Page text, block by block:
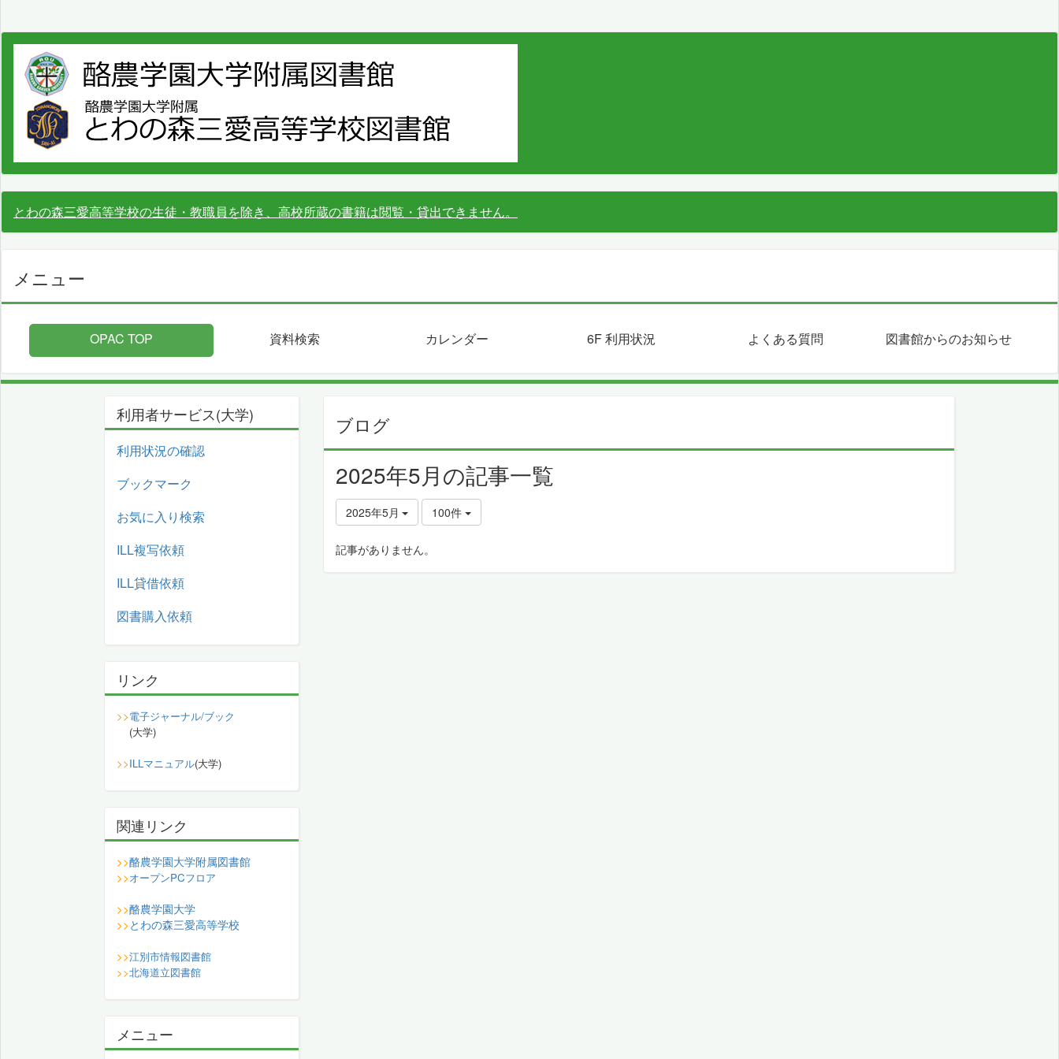
とわの森三愛高等学校の生徒・教職員を除き、高校所蔵の書籍は閲覧・貸出できません。
メニュー
OPAC TOP 資料検索 カレンダー 6F 利用状況 よくある質問 図書館からのお知らせ
ブログ
2025年5月の記事一覧
2025年5月 100件
記事がありません。
利用者サービス(大学)
利用状況の確認
ブックマーク
お気に入り検索
ILL複写依頼
ILL貸借依頼
図書購入依頼
リンク
>>電子ジャーナル/ブック
(大学)
>>ILLマニュアル(大学)
関連リンク
>>酪農学園大学附属図書館
>>オープンPCフロア
>>酪農学園大学
>> とわの森三愛高等学校
>>江別市情報図書館
>>北海道立図書館
メニュー